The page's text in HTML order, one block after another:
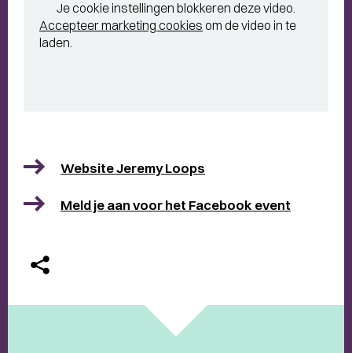
Je cookie instellingen blokkeren deze video.
Accepteer marketing cookies om de video in te
laden.
Website Jeremy Loops
Meld je aan voor het Facebook event